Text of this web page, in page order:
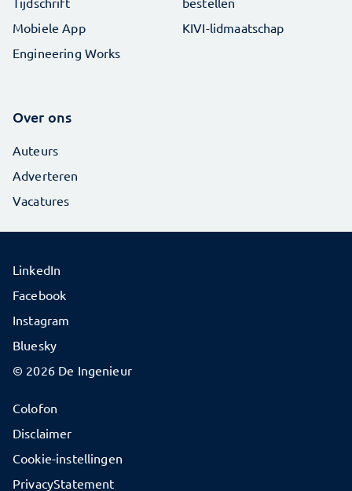
Mobiele App
Engineering Works
KIVI-lidmaatschap
Over ons
Auteurs
Adverteren
Vacatures
© 2026 De Ingenieur
Colofon
Disclaimer
Cookie-instellingen
PrivacyStatement
LinkedIn
Facebook
Instagram
Bluesky